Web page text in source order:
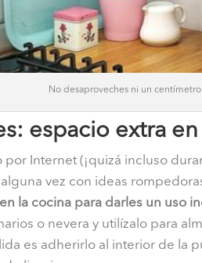
No desaproveches ni un
espacio extra
Internet (¡quizá incluso
vez con ideas
la cocina para darles un uso
o nevera y utilízalo para
es adherirlo al interior de la